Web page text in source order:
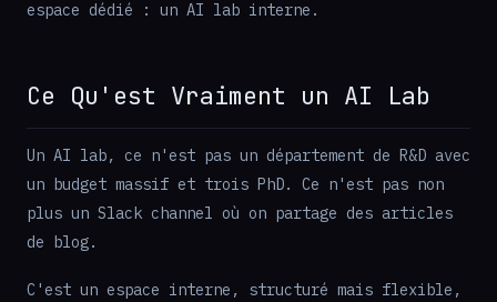
espace dédié : un AI lab interne.
Ce Qu'est Vraiment un AI Lab
Un AI lab, ce n'est pas un département de R&D avec
un budget massif et trois PhD. Ce n'est pas non
plus un Slack channel où on partage des articles
de blog.
C'est un espace interne, structuré mais flexible,